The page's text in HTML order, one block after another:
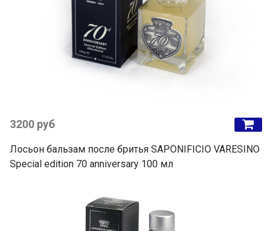
3200 руб
Лосьон бальзам после бритья SAPONIFICIO VARESINO
Special edition 70 anniversary 100 мл